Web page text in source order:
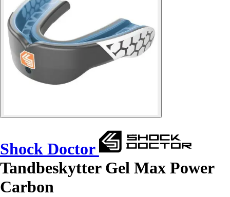
Shock Doctor
Tandbeskytter Gel Max Power
Carbon